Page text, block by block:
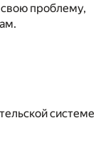
проблему,
системе